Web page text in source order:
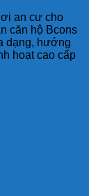
an cư cho
căn hộ Bcons
dạng, hướng
hoạt cao cấp